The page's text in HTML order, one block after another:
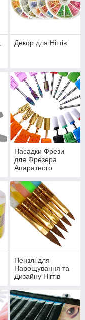
Декор для Нігтів
Насадки Фрези
для Фрезера
Апаратного
Педикюру
Пензлі для
Нарощування та
Дизайну Нігтів